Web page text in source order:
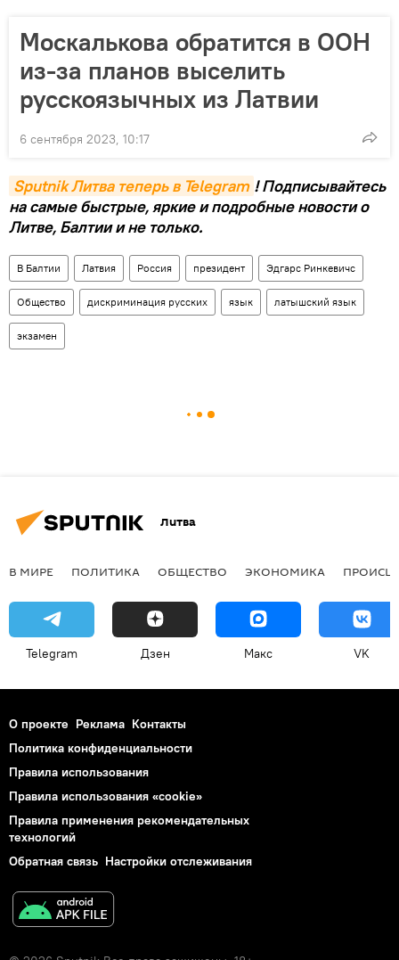
Москалькова обратится в ООН
из-за планов выселить
русскоязычных из Латвии
6 сентября 2023, 10:17
Sputnik Литва теперь в Telegram ! Подписывайтесь
на самые быстрые, яркие и подробные новости о
Литве, Балтии и не только.
В Балтии Латвия Россия президент Эдгарс Ринкевичс
Общество дискриминация русских язык латышский язык
экзамен
Литва
В МИРЕ ПОЛИТИКА ОБЩЕСТВО ЭКОНОМИКА
Telegram Дзен Макс VK
О проекте Реклама Контакты
Политика конфиденциальности
Правила использования
Правила использования «cookie»
Правила применения рекомендательных
технологий
Обратная связь Настройки отслеживания